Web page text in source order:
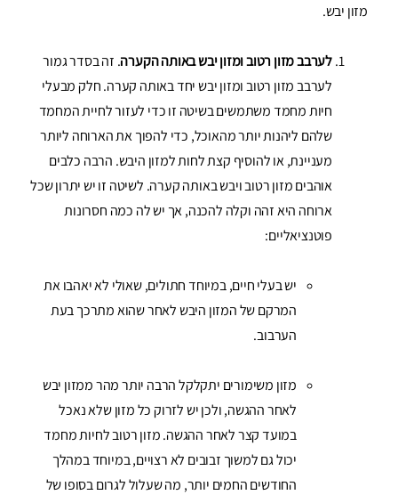
מזון יבש.
לערבב מזון רטוב ומזון יבש באותה הקערה. זה בסדר גמור
לערבב מזון רטוב ומזון יבש יחד באותה קערה. חלק מבעלי
חיות מחמד משתמשים בשיטה זו כדי לעזור לחיית המחמד
שלהם ליהנות יותר מהאוכל, כדי להפוך את הארוחה ליותר
מעניינת, או להוסיף קצת לחות למזון היבש. הרבה כלבים
אוהבים מזון רטוב ויבש באותה קערה. לשיטה זו יש יתרון שכל
ארוחה היא זהה וקלה להכנה, אך יש לה כמה חסרונות
פוטנציאליים:
יש בעלי חיים, במיוחד חתולים, שאולי לא יאהבו את
המרקם של המזון היבש לאחר שהוא מתרכך בעת
הערבוב.
מזון משימורים יתקלקל הרבה יותר מהר ממזון יבש
לאחר ההגשה, ולכן יש לזרוק כל מזון שלא נאכל
במועד קצר לאחר ההגשה. מזון רטוב לחיות מחמד
יכול גם למשוך זבובים לא רצויים, במיוחד במהלך
החודשים החמים יותר, מה שעלול לגרום בסופו של